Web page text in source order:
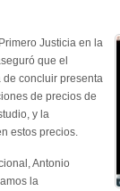
Justicia en la
que el
concluir presenta
de precios de
y la
estos precios.
Antonio
la